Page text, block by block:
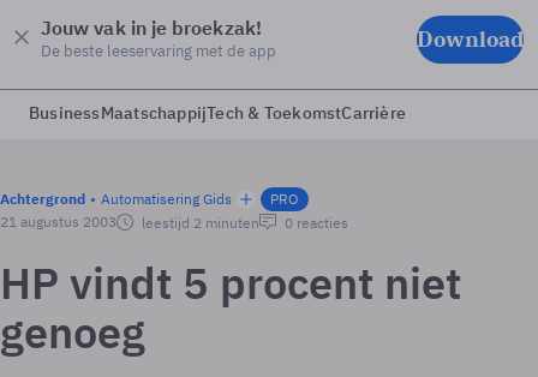
Jouw vak in je broekzak!
De beste leeservaring met de app Download
BusinessMaatschappijTech & ToekomstCarrière
Achtergrond Automatisering Gids
PRO
21 augustus 2003
leestijd 2 minuten 0 reacties
HP vindt 5 procent niet
genoeg